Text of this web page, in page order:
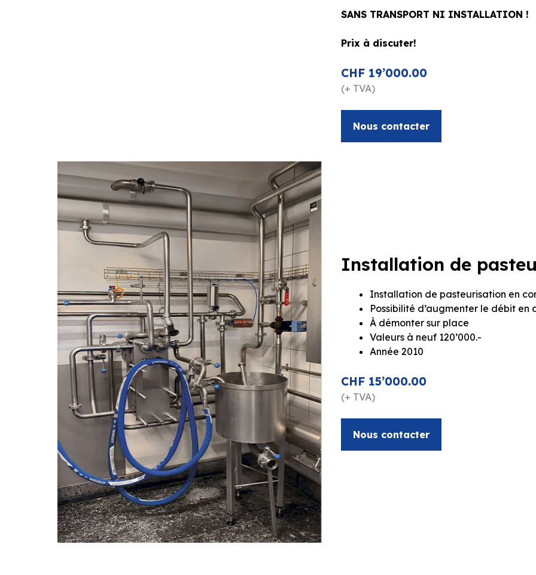
SANS TRANSPORT NI INSTALLATION !
Prix à discuter!
CHF 19’000.00
(+ TVA)
Nous contacter
Installation de
Installation de pasteurisation en
Possibilité d’augmenter le débit en
À démonter sur place
Valeurs à neuf 120’000.-
Année 2010
CHF 15’000.00
(+ TVA)
Nous contacter